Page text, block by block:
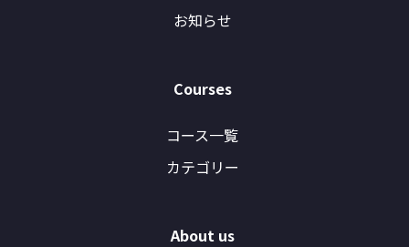
お知らせ
Courses
コース一覧
カテゴリー
About us